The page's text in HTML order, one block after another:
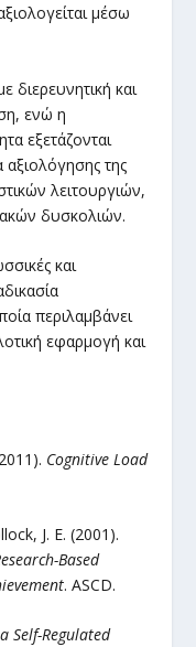
μέσω
διερευνητική και
ενώ η
εξετάζονται
της
λειτουργιών,
δυσκολιών.
και
περιλαμβάνει
εφαρμογή και
Cognitive Load
J. E. (2001).
Based
. ASCD.
Self-Regulated